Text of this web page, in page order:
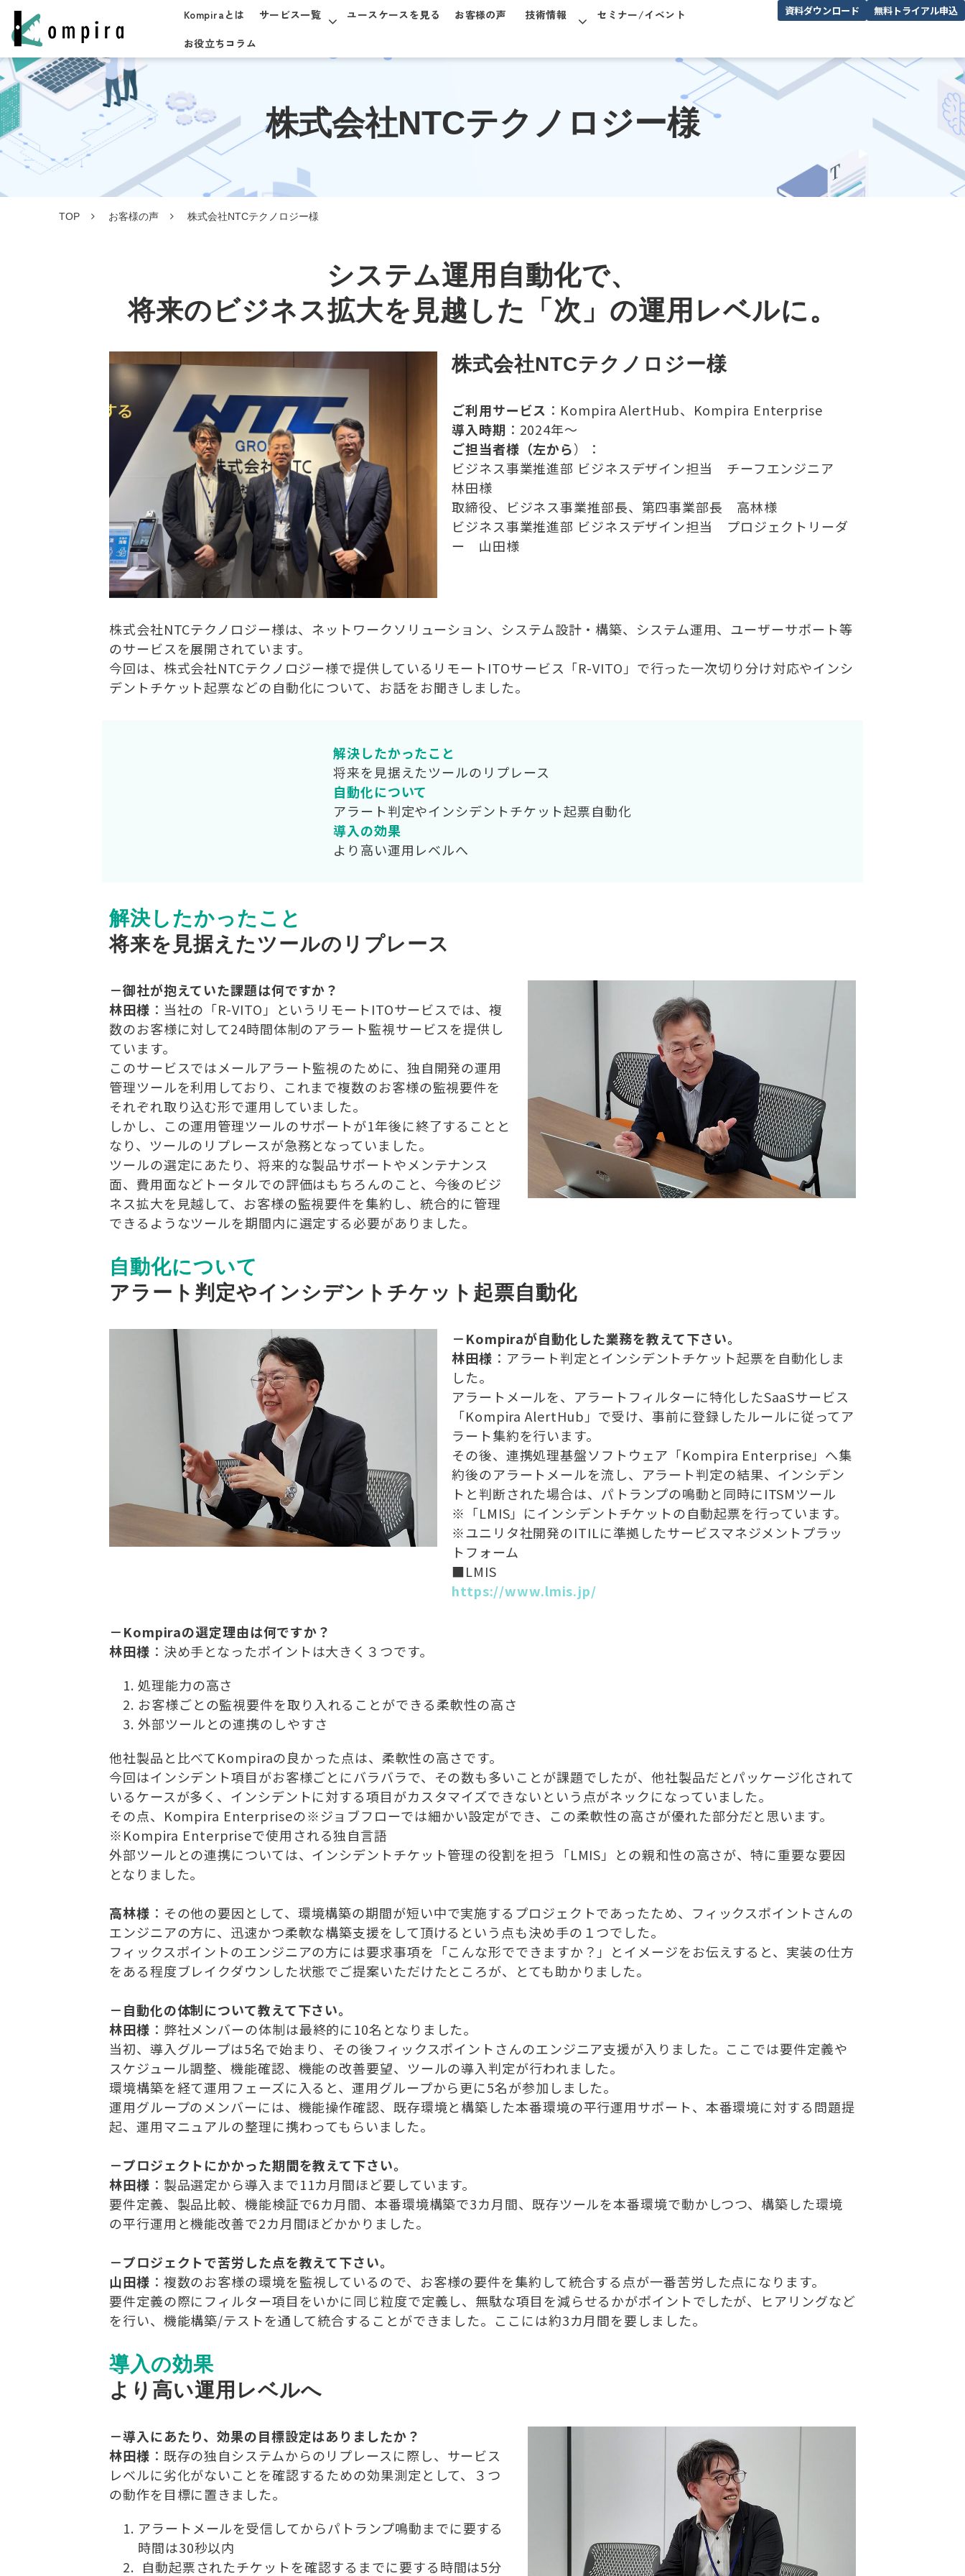
Kompiraとは サービス一覧 ユースケースを見る お客様の声 技術情報
セミナー/イベント
お役立ちコラム
資料ダウンロード 無料トライアル申込
株式会社NTCテクノロジー様
TOP お客様の声 株式会社NTCテクノロジー様
システム運用自動化で、
将来のビジネス拡大を見越した「次」の運用レベルに。
株式会社NTCテクノロジー様
ご利用サービス ：Kompira AlertHub、Kompira Enterprise
導入時期 ：2024年〜
ご担当者様（左から）：
ビジネス事業推進部 ビジネスデザイン担当 チーフエンジニア
林田様
取締役、ビジネス事業推部長、第四事業部長 高林様
ビジネス事業推進部 ビジネスデザイン担当 プロジェクトリーダ
ー 山田様
株式会社NTCテクノロジー様は、ネットワークソリューション、システム設計・構築、システム運用、ユーザーサポート等
のサービスを展開されています。
今回は、株式会社NTCテクノロジー様で提供しているリモートITOサービス「R-VITO」で行った一次切り分け対応やインシ
デントチケット起票などの自動化について、お話をお聞きしました。
解決したかったこと
将来を見据えたツールのリプレース
自動化について
アラート判定やインシデントチケット起票自動化
導入の効果
より高い運用レベルへ
解決したかったこと
将来を見据えたツールのリプレース
－御社が抱えていた課題は何ですか？
林田様 ：当社の「R-VITO」というリモートITOサービスでは、複
数のお客様に対して24時間体制のアラート監視サービスを提供し
ています。
このサービスではメールアラート監視のために、独自開発の運用
管理ツールを利用しており、これまで複数のお客様の監視要件を
それぞれ取り込む形で運用していました。
しかし、この運用管理ツールのサポートが1年後に終了することと
なり、ツールのリプレースが急務となっていました。
ツールの選定にあたり、将来的な製品サポートやメンテナンス
面、費用面などトータルでの評価はもちろんのこと、今後のビジ
ネス拡大を見越して、お客様の監視要件を集約し、統合的に管理
できるようなツールを期間内に選定する必要がありました。
自動化について
アラート判定やインシデントチケット起票自動化
－Kompiraが自動化した業務を教えて下さい。
林田様 ：アラート判定とインシデントチケット起票を自動化しま
した。
アラートメールを、アラートフィルターに特化したSaaSサービス
「Kompira AlertHub」で受け、事前に登録したルールに従ってア
ラート集約を行います。
その後、連携処理基盤ソフトウェア「Kompira Enterprise」へ集
約後のアラートメールを流し、アラート判定の結果、インシデン
トと判断された場合は、パトランプの鳴動と同時にITSMツール
※「LMIS」にインシデントチケットの自動起票を行っています。
※ユニリタ社開発のITILに準拠したサービスマネジメントプラッ
トフォーム
■LMIS
https://www.lmis.jp/
－Kompiraの選定理由は何ですか？
林田様 ：決め手となったポイントは大きく３つです。
処理能力の高さ
お客様ごとの監視要件を取り入れることができる柔軟性の高さ
外部ツールとの連携のしやすさ
他社製品と比べてKompiraの良かった点は、柔軟性の高さです。
今回はインシデント項目がお客様ごとにバラバラで、その数も多いことが課題でしたが、他社製品だとパッケージ化されて
いるケースが多く、インシデントに対する項目がカスタマイズできないという点がネックになっていました。
その点、Kompira Enterpriseの※ジョブフローでは細かい設定ができ、この柔軟性の高さが優れた部分だと思います。
※Kompira Enterpriseで使用される独自言語
外部ツールとの連携については、インシデントチケット管理の役割を担う「LMIS」との親和性の高さが、特に重要な要因
となりました。
高林様 ：その他の要因として、環境構築の期間が短い中で実施するプロジェクトであったため、フィックスポイントさんの
エンジニアの方に、迅速かつ柔軟な構築支援をして頂けるという点も決め手の１つでした。
フィックスポイントのエンジニアの方には要求事項を「こんな形でできますか？」とイメージをお伝えすると、実装の仕方
をある程度ブレイクダウンした状態でご提案いただけたところが、とても助かりました。
－自動化の体制について教えて下さい。
林田様 ：弊社メンバーの体制は最終的に10名となりました。
当初、導入グループは5名で始まり、その後フィックスポイントさんのエンジニア支援が入りました。ここでは要件定義や
スケジュール調整、機能確認、機能の改善要望、ツールの導入判定が行われました。
環境構築を経て運用フェーズに入ると、運用グループから更に5名が参加しました。
運用グループのメンバーには、機能操作確認、既存環境と構築した本番環境の平行運用サポート、本番環境に対する問題提
起、運用マニュアルの整理に携わってもらいました。
－プロジェクトにかかった期間を教えて下さい。
林田様 ：製品選定から導入まで11カ月間ほど要しています。
要件定義、製品比較、機能検証で6カ月間、本番環境構築で3カ月間、既存ツールを本番環境で動かしつつ、構築した環境
の平行運用と機能改善で2カ月間ほどかかりました。
－プロジェクトで苦労した点を教えて下さい。
山田様 ：複数のお客様の環境を監視しているので、お客様の要件を集約して統合する点が一番苦労した点になります。
要件定義の際にフィルター項目をいかに同じ粒度で定義し、無駄な項目を減らせるかがポイントでしたが、ヒアリングなど
を行い、機能構築/テストを通して統合することができました。ここには約3カ月間を要しました。
導入の効果
より高い運用レベルへ
－導入にあたり、効果の目標設定はありましたか？
林田様 ：既存の独自システムからのリプレースに際し、サービス
レベルに劣化がないことを確認するための効果測定として、３つ
の動作を目標に置きました。
アラートメールを受信してからパトランプ鳴動までに要する
時間は30秒以内
自動起票されたチケットを確認するまでに要する時間は5分